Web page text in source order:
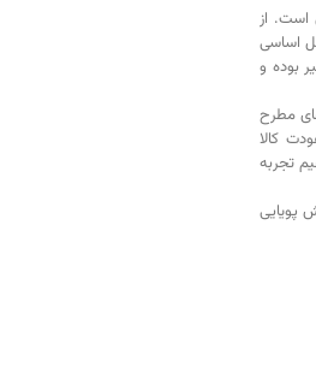
است. از
اصل اساسی
بوده و
مطرح
کالا
تجربه
پویایی